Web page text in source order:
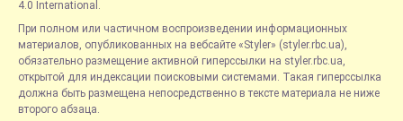
4.0 International.
При полном или частичном воспроизведении информационных
материалов, опубликованных на вебсайте «Styler» (styler.rbc.ua),
обязательно размещение активной гиперссылки на styler.rbc.ua,
открытой для индексации поисковыми системами. Такая гиперссылка
должна быть размещена непосредственно в тексте материала не ниже
второго абзаца.